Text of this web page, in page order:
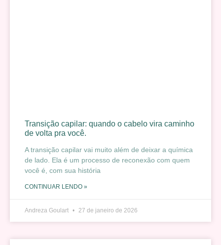
Transição capilar: quando o cabelo vira caminho
de volta pra você.
A transição capilar vai muito além de deixar a química
de lado. Ela é um processo de reconexão com quem
você é, com sua história
CONTINUAR LENDO »
Andreza Goulart 27 de janeiro de 2026